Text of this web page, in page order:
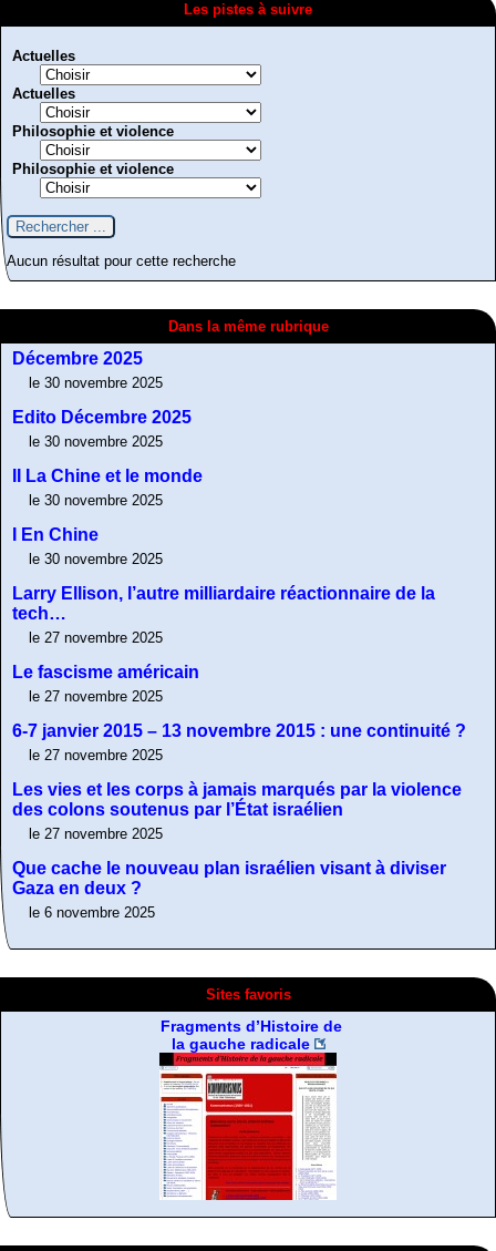
Les pistes à suivre
Actuelles
Actuelles
Philosophie et violence
Philosophie et violence
Aucun résultat pour cette recherche
Dans la même rubrique
Décembre 2025
le 30 novembre 2025
Edito Décembre 2025
le 30 novembre 2025
II La Chine et le monde
le 30 novembre 2025
I En Chine
le 30 novembre 2025
Larry Ellison, l’autre milliardaire réactionnaire de la
tech…
le 27 novembre 2025
Le fascisme américain
le 27 novembre 2025
6-7 janvier 2015 – 13 novembre 2015 : une continuité ?
le 27 novembre 2025
Les vies et les corps à jamais marqués par la violence
des colons soutenus par l’État israélien
le 27 novembre 2025
Que cache le nouveau plan israélien visant à diviser
Gaza en deux ?
le 6 novembre 2025
Sites favoris
De la désobeissance
Fragments d’Histoire de
la gauche radicale
Résistance non-
A Contretemps, Bulletin